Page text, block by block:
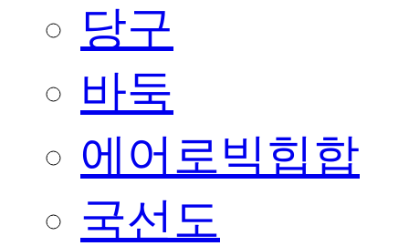
당구
바둑
에어로빅힙합
국선도